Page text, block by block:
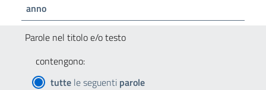
anno
Parole nel titolo e/o testo
contengono:
tutte le seguenti parole